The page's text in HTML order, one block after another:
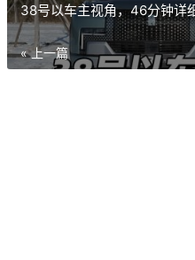
38号以车主视角，46分钟详
« 上一篇